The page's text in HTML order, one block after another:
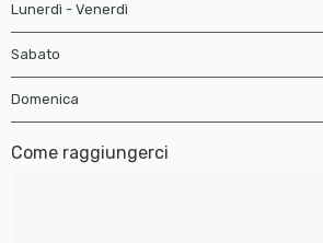
Lunerdì - Venerdì
Sabato
Domenica
Come raggiungerci